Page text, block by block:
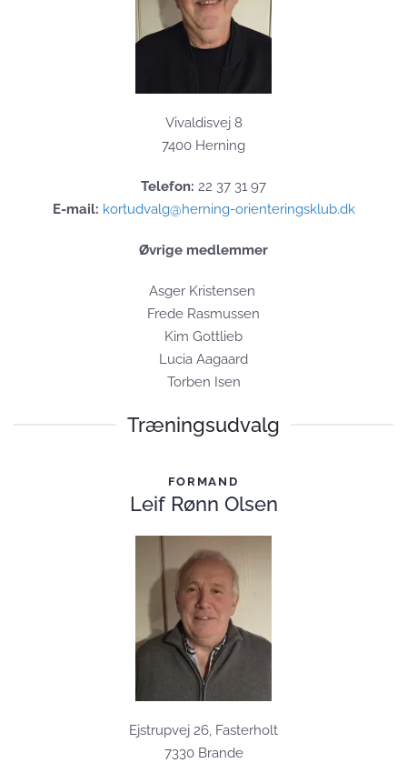
Vivaldisvej 8
7400 Herning
Telefon: 22 37 31 97
E-mail: kortudvalg@herning-orienteringsklub.dk
Øvrige medlemmer
Asger Kristensen
Frede Rasmussen
Kim Gottlieb
Lucia Aagaard
Torben Isen
Træningsudvalg
FORMAND
Leif Rønn Olsen
Ejstrupvej 26, Fasterholt
7330 Brande